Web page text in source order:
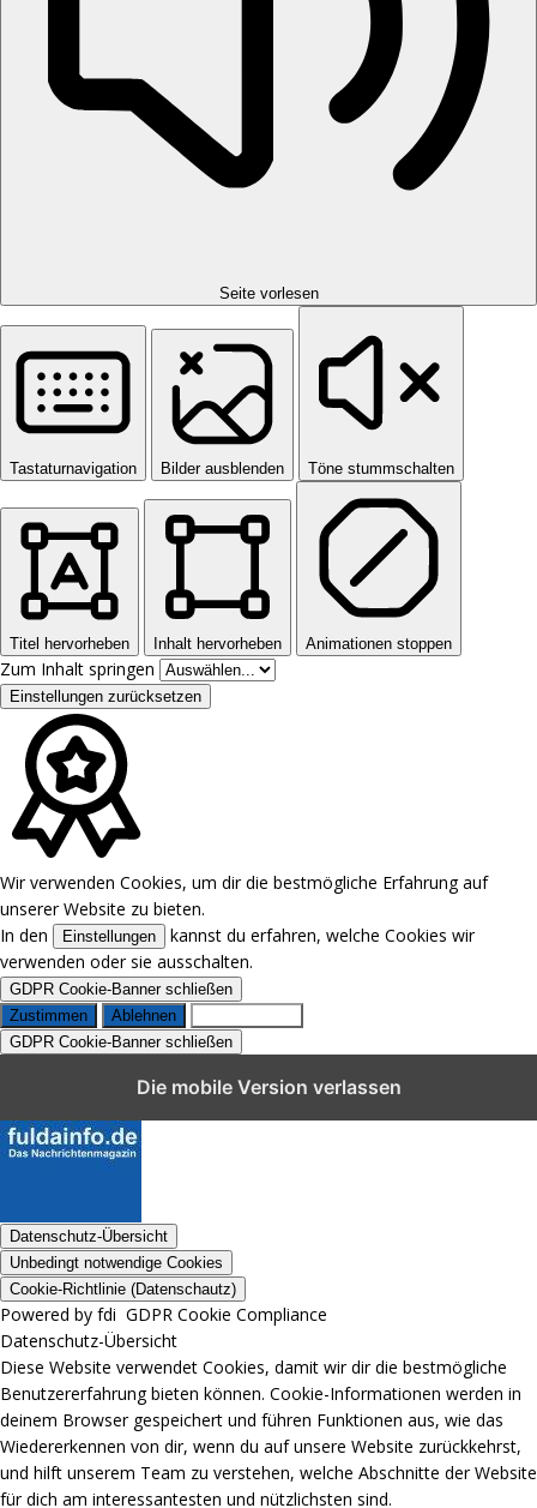
Seite vorlesen
Tastaturnavigation Bilder ausblenden Töne stummschalten
Titel hervorheben Inhalt hervorheben Animationen stoppen
Zum Inhalt springen
Einstellungen zurücksetzen
Wir verwenden Cookies, um dir die bestmögliche Erfahrung auf
unserer Website zu bieten.
In den
Einstellungen
kannst du erfahren, welche Cookies wir
verwenden oder sie ausschalten.
GDPR Cookie-Banner schließen
Zustimmen
Ablehnen
GDPR Cookie-Banner schließen
Die mobile Version verlassen
Datenschutz-Übersicht
Unbedingt notwendige Cookies
Cookie-Richtlinie (Datenschautz)
Powered by fdi GDPR Cookie Compliance
Datenschutz-Übersicht
Diese Website verwendet Cookies, damit wir dir die bestmögliche
Benutzererfahrung bieten können. Cookie-Informationen werden in
deinem Browser gespeichert und führen Funktionen aus, wie das
Wiedererkennen von dir, wenn du auf unsere Website zurückkehrst,
und hilft unserem Team zu verstehen, welche Abschnitte der Website
für dich am interessantesten und nützlichsten sind.